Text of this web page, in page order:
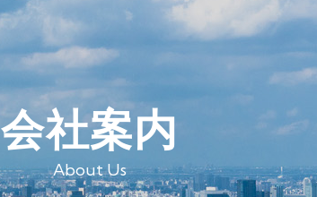
会社案内
About Us